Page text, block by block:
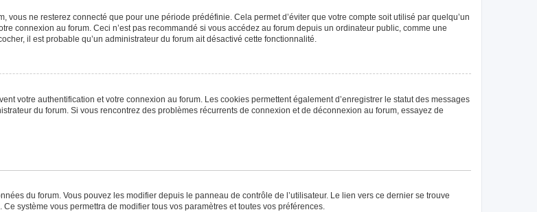
ne resterez connecté que pour une période prédéfinie. Cela permet d’éviter que votre compte soit utilisé par quelqu’un
connexion au forum. Ceci n’est pas recommandé si vous accédez au forum depuis un ordinateur public, comme une
il est probable qu’un administrateur du forum ait désactivé cette fonctionnalité.
votre authentification et votre connexion au forum. Les cookies permettent également d’enregistrer le statut des messages
du forum. Si vous rencontrez des problèmes récurrents de connexion et de déconnexion au forum, essayez de
du forum. Vous pouvez les modifier depuis le panneau de contrôle de l’utilisateur. Le lien vers ce dernier se trouve
système vous permettra de modifier tous vos paramètres et toutes vos préférences.